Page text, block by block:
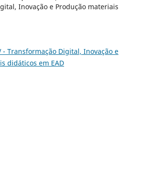
Inovação e Produção materiais
- Transformação Digital, Inovação e
didáticos em EAD